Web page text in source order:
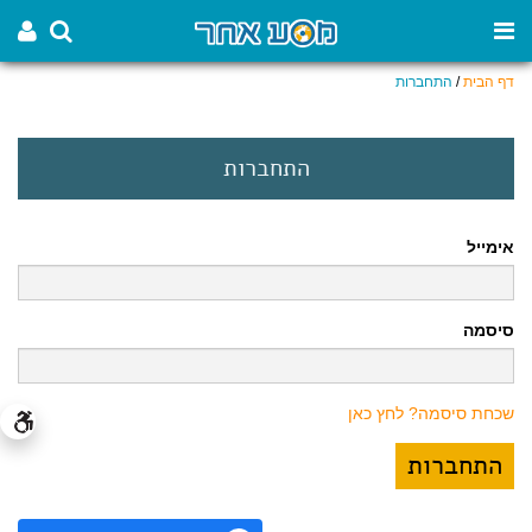
דף הבית/ התחברות
התחברות
אימייל
סיסמה
שכחת סיסמה? לחץ כאן